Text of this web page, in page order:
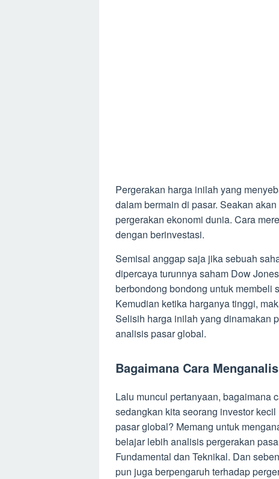
Pergerakan harga inilah yang
dalam bermain di pasar. Seakan
pergerakan ekonomi dunia. Cara
dengan berinvestasi.
Semisal anggap saja jika sebuah
dipercaya turunnya saham Dow
berbondong bondong untuk membeli
Kemudian ketika harganya tinggi,
Selisih harga inilah yang dinamakan
analisis pasar global.
Bagaimana Cara
Lalu muncul pertanyaan, bagaimana
sedangkan kita seorang investor
pasar global? Memang untuk
belajar lebih analisis pergerakan
Fundamental dan Teknikal. Dan
pun juga berpengaruh terhadap